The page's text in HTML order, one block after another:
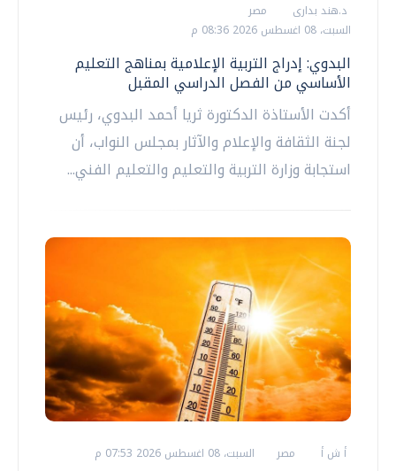
د.هند بدارى
مصر
السبت، 08 اغسطس 2026 08:36 م
البدوي: إدراج التربية الإعلامية بمناهج التعليم
الأساسي من الفصل الدراسي المقبل
أكدت الأستاذة الدكتورة ثريا أحمد البدوي، رئيس
لجنة الثقافة والإعلام والآثار بمجلس النواب، أن
استجابة وزارة التربية والتعليم والتعليم الفني...
أ ش أ مصر السبت، 08 اغسطس 2026 07:53 م